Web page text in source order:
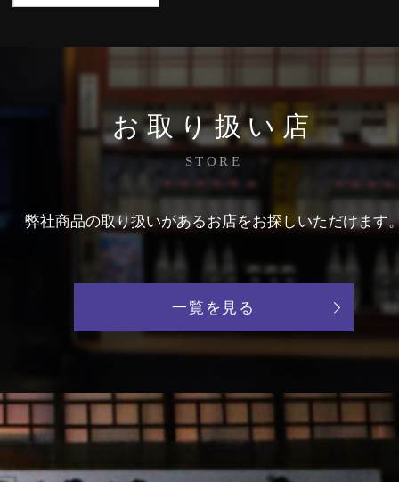
お取り扱い店
STORE
弊社商品の取り扱いがあるお店をお探しいただけます
一覧を見る